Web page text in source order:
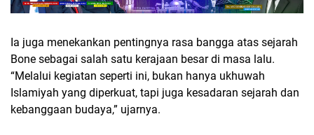
Ia juga menekankan pentingnya rasa bangga atas sejarah
Bone sebagai salah satu kerajaan besar di masa lalu.
“Melalui kegiatan seperti ini, bukan hanya ukhuwah
Islamiyah yang diperkuat, tapi juga kesadaran sejarah dan
kebanggaan budaya,” ujarnya.